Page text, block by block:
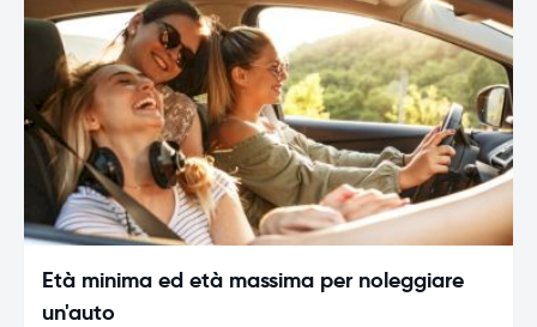
Età minima ed età massima per noleggiare
un'auto